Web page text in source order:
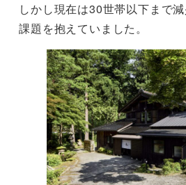
しかし現在は30世帯以下まで
課題を抱えていました。